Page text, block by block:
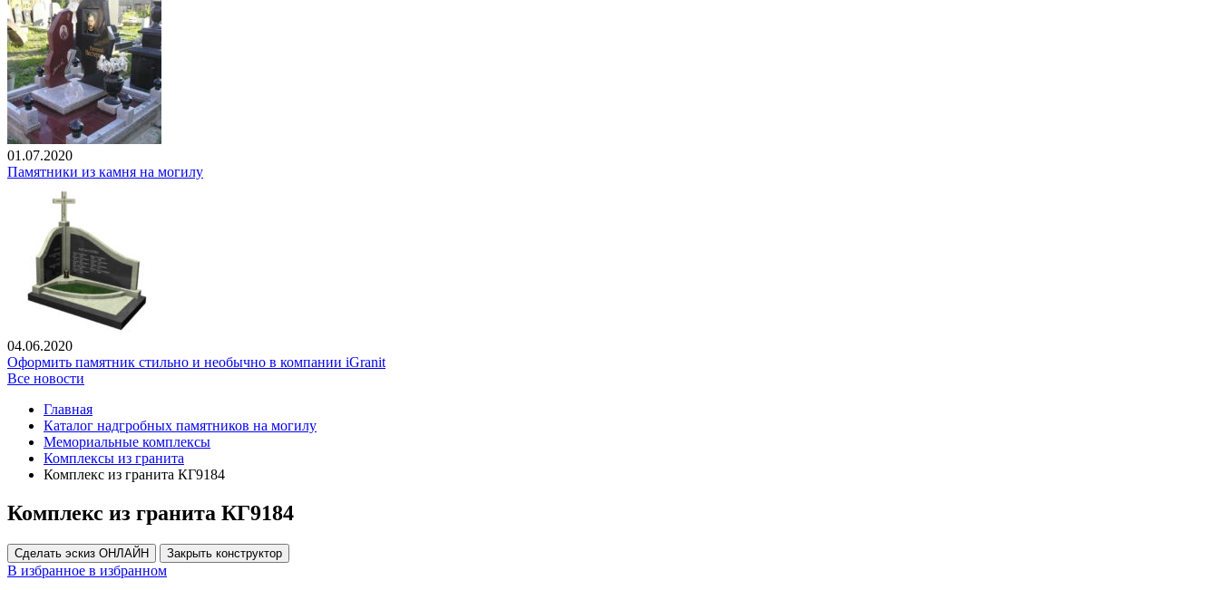
01.07.2020
Памятники из камня на могилу
04.06.2020
Оформить памятник стильно и необычно в компании iGranit
Все новости
Главная
Каталог надгробных памятников на могилу
Мемориальные комплексы
Комплексы из гранита
Комплекс из гранита КГ9184
Комплекс из гранита КГ9184
Сделать эскиз ОНЛАЙН Закрыть конструктор
В избранное в избранном